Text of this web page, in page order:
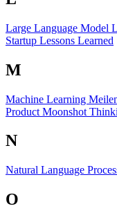
Large Language Model
Startup Lessons Learned
M
Machine Learning
Product Moonshot
N
Natural Language
O